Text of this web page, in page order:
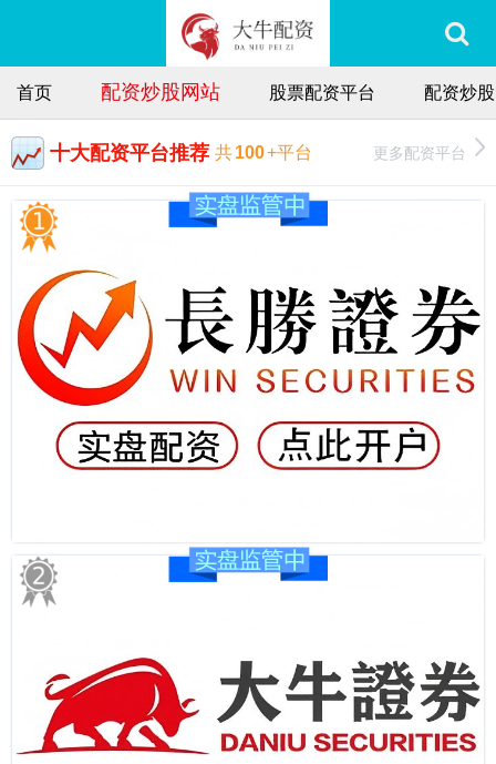
首页 配资炒股网站 股票配资平台 配资炒股
十大配资平台推荐 共100+平台 更多配资平台